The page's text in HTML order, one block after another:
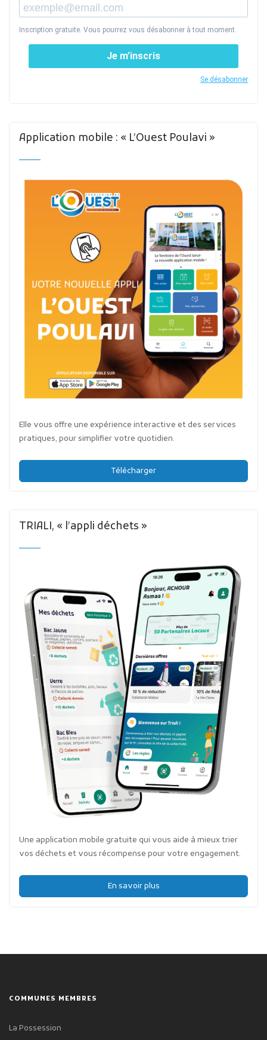
Inscription gratuite. Vous pourrez vous désabonner à tout moment.
Je m’inscris
Se désabonner
Application mobile : « L’Ouest Poulavi »
Elle vous offre une expérience interactive et des services
pratiques, pour simplifier votre quotidien.
Télécharger
TRIALI, « l’appli déchets »
Une application mobile gratuite qui vous aide à mieux trier
vos déchets et vous récompense pour votre engagement.
En savoir plus
COMMUNES MEMBRES
La Possession